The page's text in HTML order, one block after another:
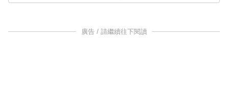
廣告 / 請繼續往下閱讀